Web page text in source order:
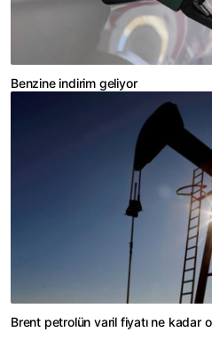
Benzine indirim geliyor
Brent petrolün varil fiyatı ne kadar